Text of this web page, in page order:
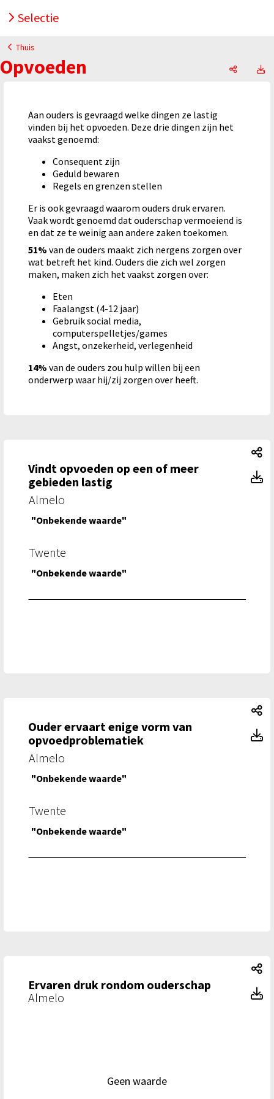
Selectie
Thuis
Opvoeden
Aan ouders is gevraagd welke dingen ze lastig
vinden bij het opvoeden. Deze drie dingen zijn het
vaakst genoemd:
Consequent zijn
Geduld bewaren
Regels en grenzen stellen
Er is ook gevraagd waarom ouders druk ervaren.
Vaak wordt genoemd dat ouderschap vermoeiend is
en dat ze te weinig aan andere zaken toekomen.
51% van de ouders maakt zich nergens zorgen over
wat betreft het kind. Ouders die zich wel zorgen
maken, maken zich het vaakst zorgen over:
Eten
Faalangst (4-12 jaar)
Gebruik social media,
computerspelletjes/games
Angst, onzekerheid, verlegenheid
14% van de ouders zou hulp willen bij een
onderwerp waar hij/zij zorgen over heeft.
Vindt opvoeden op een of meer
gebieden lastig
Twente
Almelo
"Onbekende waarde"
"Onbekende waarde"
Ouder ervaart enige vorm van
opvoedproblematiek
Twente
Almelo
"Onbekende waarde"
"Onbekende waarde"
Ervaren druk rondom ouderschap
Almelo
Geen waarde